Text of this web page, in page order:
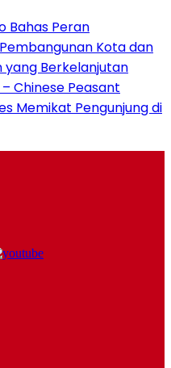
Bahas Peran
Kota dan
yang Berkelanjutan
Chinese Peasant
Memikat Pengunjung di